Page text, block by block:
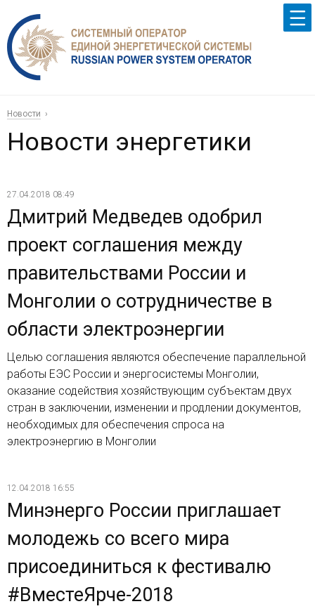
Новости
Новости энергетики
27.04.2018 08:49
Дмитрий Медведев одобрил
проект соглашения между
правительствами России и
Монголии о сотрудничестве в
области электроэнергии
Целью соглашения являются обеспечение параллельной
работы ЕЭС России и энергосистемы Монголии,
оказание содействия хозяйствующим субъектам двух
стран в заключении, изменении и продлении документов,
необходимых для обеспечения спроса на
электроэнергию в Монголии
12.04.2018 16:55
Минэнерго России приглашает
молодежь со всего мира
присоединиться к фестивалю
#ВместеЯрче-2018